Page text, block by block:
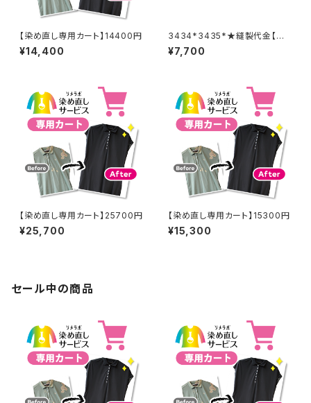
【染め直し専用カート】14400円
¥14,400
3434*3435*★縫製代金【バッ
クル取り外し取り付け 2着合
計分】
¥7,700
【染め直し専用カート】25700円
¥25,700
【染め直し専用カート】15300円
¥15,300
セール中の商品